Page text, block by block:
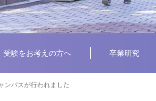
受験をお考えの方へ 卒業研究
ンパスが行われました